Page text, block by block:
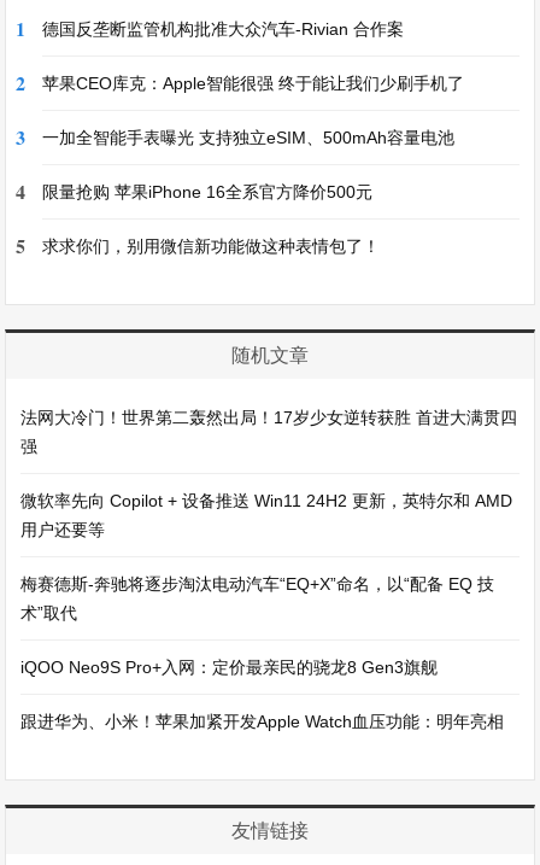
1 德国反垄断监管机构批准大众汽车-Rivian 合作案
2 苹果CEO库克：Apple智能很强 终于能让我们少刷手机了
3 一加全智能手表曝光 支持独立eSIM、500mAh容量电池
4 限量抢购 苹果iPhone 16全系官方降价500元
5 求求你们，别用微信新功能做这种表情包了！
随机文章
法网大冷门！世界第二轰然出局！17岁少女逆转获胜 首进大满贯四
强
微软率先向 Copilot + 设备推送 Win11 24H2 更新，英特尔和 AMD
用户还要等
梅赛德斯-奔驰将逐步淘汰电动汽车“EQ+X”命名，以“配备 EQ 技
术”取代
iQOO Neo9S Pro+入网：定价最亲民的骁龙8 Gen3旗舰
跟进华为、小米！苹果加紧开发Apple Watch血压功能：明年亮相
友情链接